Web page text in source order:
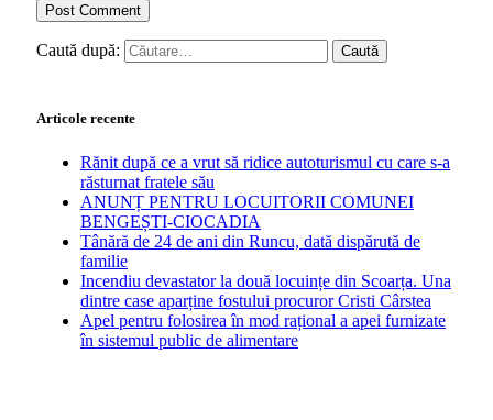
Caută după:
Articole recente
Rănit după ce a vrut să ridice autoturismul cu care s-a
răsturnat fratele său
ANUNȚ PENTRU LOCUITORII COMUNEI
BENGEȘTI-CIOCADIA
Tânără de 24 de ani din Runcu, dată dispărută de
familie
Incendiu devastator la două locuințe din Scoarța. Una
dintre case aparține fostului procuror Cristi Cârstea
Apel pentru folosirea în mod rațional a apei furnizate
în sistemul public de alimentare